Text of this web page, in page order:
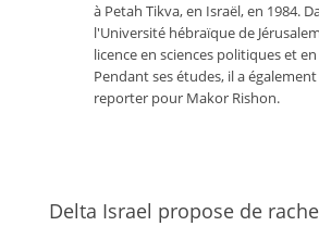
à Petah Tikva, en Israël, en 1984.
l'Université hébraïque de
licence en sciences politiques et
Pendant ses études, il a
reporter pour Makor Rishon.
Delta Israel propose de